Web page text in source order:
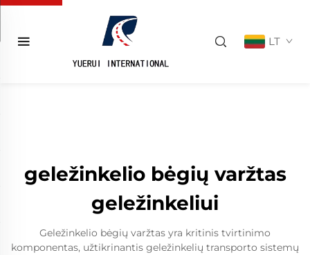
LT
geležinkelio bėgių varžtas
geležinkeliui
Geležinkelio bėgių varžtas yra kritinis tvirtinimo
komponentas, užtikrinantis geležinkelių transporto sistemų